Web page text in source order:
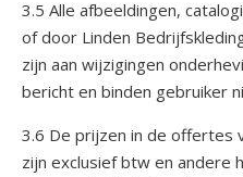
3.5 Alle afbeeldingen,
of door Linden
zijn aan wijzigingen
bericht en binden gebruiker
3.6 De prijzen in de offertes
zijn exclusief btw en andere